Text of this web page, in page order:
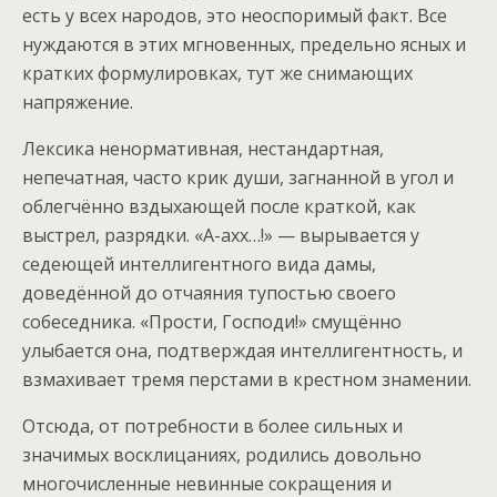
есть у всех народов, это неоспоримый факт. Все
нуждаются в этих мгновенных, предельно ясных и
кратких формулировках, тут же снимающих
напряжение.
Лексика ненормативная, нестандартная,
непечатная, часто крик души, загнанной в угол и
облегчённо вздыхающей после краткой, как
выстрел, разрядки. «А-ахх…!» — вырывается у
седеющей интеллигентного вида дамы,
доведённой до отчаяния тупостью своего
собеседника. «Прости, Господи!» смущённо
улыбается она, подтверждая интеллигентность, и
взмахивает тремя перстами в крестном знамении.
Отсюда, от потребности в более сильных и
значимых восклицаниях, родились довольно
многочисленные невинные сокращения и